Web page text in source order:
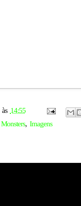
às 14:55
, Imagens